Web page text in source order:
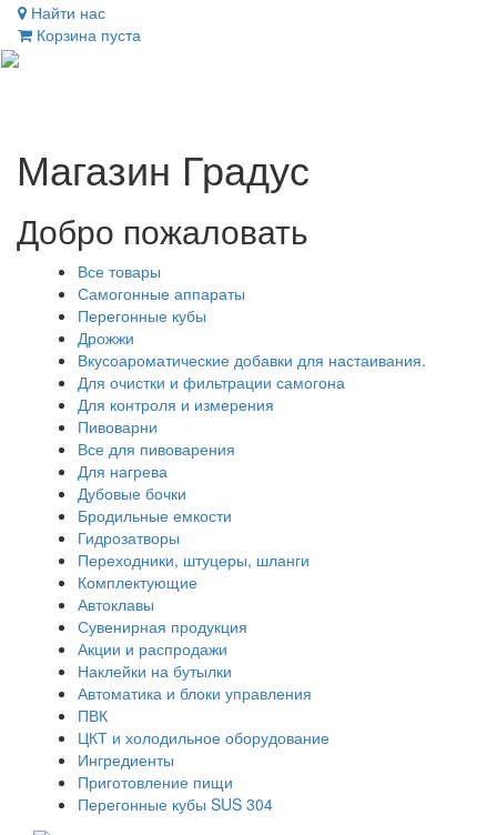
Найти нас
Корзина пуста
Магазин Градус
Добро пожаловать
Все товары
Самогонные аппараты
Перегонные кубы
Дрожжи
Вкусоароматические добавки для настаивания.
Для очистки и фильтрации самогона
Для контроля и измерения
Пивоварни
Все для пивоварения
Для нагрева
Дубовые бочки
Бродильные емкости
Гидрозатворы
Переходники, штуцеры, шланги
Комплектующие
Автоклавы
Сувенирная продукция
Акции и распродажи
Наклейки на бутылки
Автоматика и блоки управления
ПВК
ЦКТ и холодильное оборудование
Ингредиенты
Приготовление пищи
Перегонные кубы SUS 304